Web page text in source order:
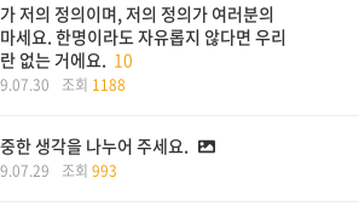
저의 정의이며, 저의 정의가 여러분의
세요. 한명이라도 자유롭지 않다면 우리
없는 거에요. 10
조회 1188
한 생각을 나누어 주세요.
조회 993